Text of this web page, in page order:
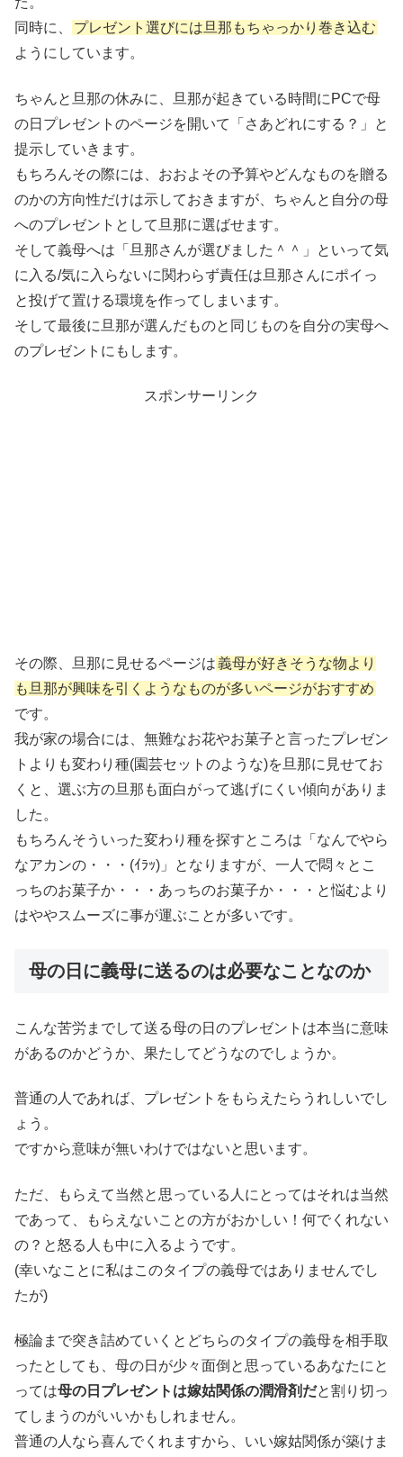
同時に、
プレゼント選びには旦那もちゃっかり巻き込む
ようにしています。
ちゃんと旦那の休みに、旦那が起きている時間にPCで母
の日プレゼントのページを開いて「さあどれにする？」と
提示していきます。
もちろんその際には、おおよその予算やどんなものを贈る
のかの方向性だけは示しておきますが、ちゃんと自分の母
へのプレゼントとして旦那に選ばせます。
そして義母へは「旦那さんが選びました＾＾」といって気
に入る/気に入らないに関わらず責任は旦那さんにポイっ
と投げて置ける環境を作ってしまいます。
そして最後に旦那が選んだものと同じものを自分の実母へ
のプレゼントにもします。
スポンサーリンク
その際、旦那に見せるページは義母が好きそうな物より
も旦那が興味を引くようなものが多いページがおすすめ
です。
我が家の場合には、無難なお花やお菓子と言ったプレゼン
トよりも変わり種(園芸セットのような)を旦那に見せてお
くと、選ぶ方の旦那も面白がって逃げにくい傾向がありま
した。
もちろんそういった変わり種を探すところは「なんでやら
なアカンの・・・(ｲﾗｯ)」となりますが、一人で悶々とこ
っちのお菓子か・・・あっちのお菓子か・・・と悩むより
はややスムーズに事が運ぶことが多いです。
母の日に義母に送るのは必要なことなのか
こんな苦労までして送る母の日のプレゼントは本当に意味
があるのかどうか、果たしてどうなのでしょうか。
普通の人であれば、プレゼントをもらえたらうれしいでし
ょう。
ですから意味が無いわけではないと思います。
ただ、もらえて当然と思っている人にとってはそれは当然
であって、もらえないことの方がおかしい！何でくれない
の？と怒る人も中に入るようです。
(幸いなことに私はこのタイプの義母ではありませんでし
たが)
極論まで突き詰めていくとどちらのタイプの義母を相手取
ったとしても、母の日が少々面倒と思っているあなたにと
っては母の日プレゼントは嫁姑関係の潤滑剤だと割り切っ
てしまうのがいいかもしれません。
普通の人なら喜んでくれますから、いい嫁姑関係が築けま